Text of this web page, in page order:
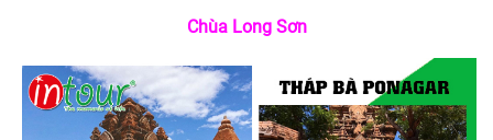
Chùa Long Sơn